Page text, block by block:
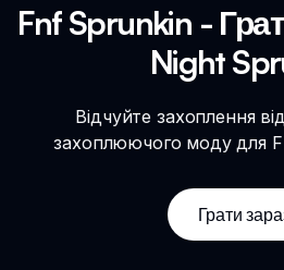
Fnf Sprunkin -
Night
Відчуйте захоплення
захоплюючого моду для
Грати